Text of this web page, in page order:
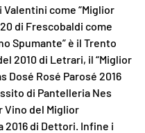
Valentini come “Miglior
di Frescobaldi come
Spumante” è il Trento
2010 di Letrari, il “Miglior
Dosé Rosé Parosé 2016
di Pantelleria Nes
Vino del Miglior
2016 di Dettori. Infine i